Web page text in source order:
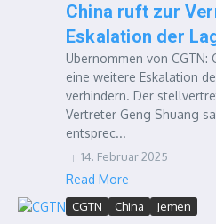
China ruft zur
Eskalation der
Übernommen von CGTN:
eine weitere Eskalation
verhindern. Der
Vertreter Geng Shuang
entsprec...
14. Februar 2025
Read More
CGTN China Jemen